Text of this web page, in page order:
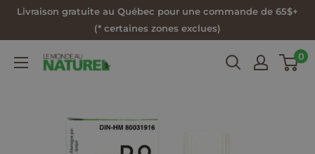
PasserLivraison gratuite au Québec pour une commande de 65$+
(* certaines zones exclues)
Le
Naturel
0